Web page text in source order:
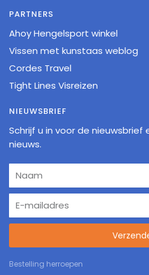
PARTNERS
Ahoy Hengelsport winkel
Vissen met kunstaas weblog
Cordes Travel
Tight Lines Visreizen
NIEUWSBRIEF
Schrijf u in voor de
nieuws.
Bestelling herroepen